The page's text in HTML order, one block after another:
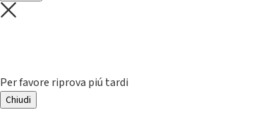
Per favore riprova piú tardi
Chiudi